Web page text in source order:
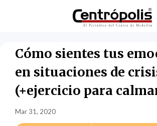
Cómo sientes tus
en situaciones de
(+ejercicio para
Mar 31, 2020